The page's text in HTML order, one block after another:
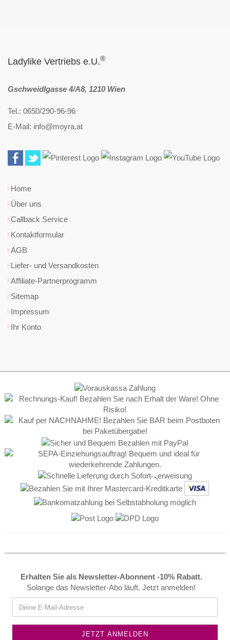
Ladylike Vertriebs e.U.®
Gschweidlgasse 4/A8, 1210 Wien
Tel.: 0650/290-96-96
E-Mail: info@moyra.at
Home
Über uns
Callback Service
Kontaktformular
AGB
Liefer- und Versandkosten
Affiliate-Partnerprogramm
Sitemap
Impressum
Ihr Konto
Erhalten Sie als Newsletter-Abonnent -10% Rabatt.
Solange das Newsletter-Abo läuft. Jetzt anmelden!